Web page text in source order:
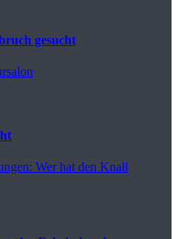
gesucht
Wer hat den Knall